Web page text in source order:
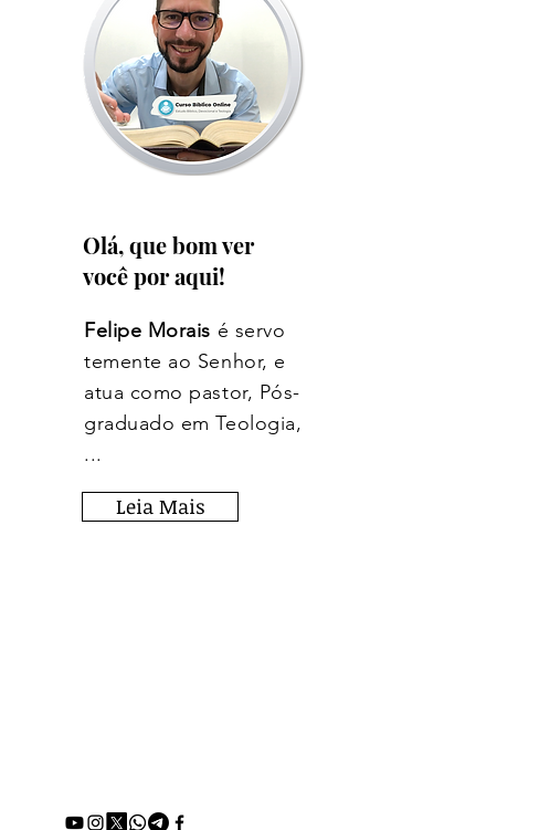
Olá, que bom ver
você por aqui!
Felipe Morais é servo
temente ao Senhor, e
atua como pastor, Pós-
graduado em Teologia,
...
Leia Mais